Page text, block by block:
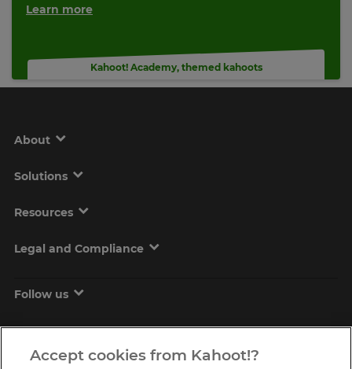
Learn more
Kahoot! Academy,themed kahoots
About
Solutions
Resources
Legal and Compliance
Follow us
Accept cookies from Kahoot!?